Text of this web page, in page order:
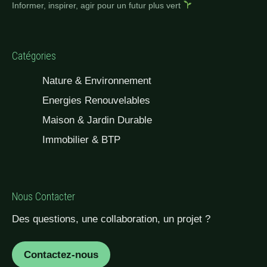
Informer, inspirer, agir pour un futur plus vert
Catégories
Nature & Environnement
Energies Renouvelables
Maison & Jardin Durable
Immobilier & BTP
Nous Contacter
Des questions, une collaboration, un projet ?
Contactez-nous